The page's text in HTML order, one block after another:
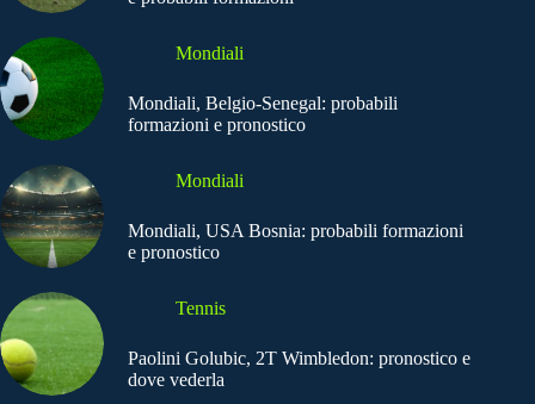
Mondiali
Mondiali, Belgio-Senegal: probabili
formazioni e pronostico
Mondiali
Mondiali, USA Bosnia: probabili formazioni
e pronostico
Tennis
Paolini Golubic, 2T Wimbledon: pronostico e
dove vederla